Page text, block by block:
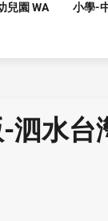
兒園 WA 小學-
水台